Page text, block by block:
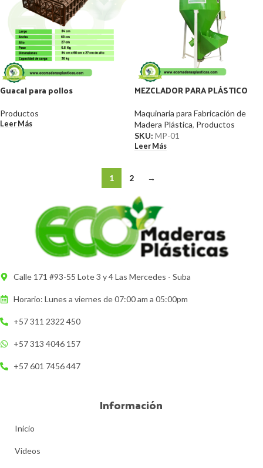
Guacal para pollos
Productos
Leer Más
MEZCLADOR PARA PLÁSTICO
Maquinaria para Fabricación de
Madera Plástica, Productos
SKU: MP-01
Leer Más
1 2 →
Calle 171 #93-55 Lote 3 y 4 Las Mercedes - Suba
Horario: Lunes a viernes de 07:00 am a 05:00pm
+57 311 2322 450
+57 313 4046 157
+57 601 7456 447
Información
Inicio
Videos